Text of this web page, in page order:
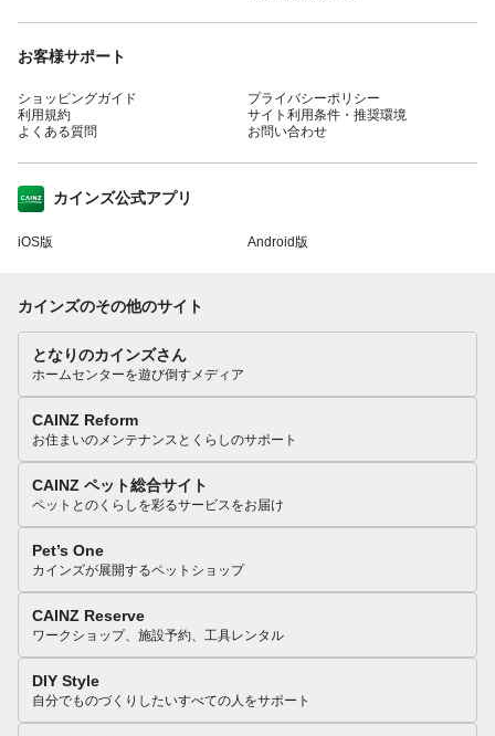
お客様サポート
ショッピングガイド
利用規約
よくある質問
プライバシーポリシー
サイト利用条件・推奨環境
お問い合わせ
カインズ公式アプリ
iOS版 Android版
カインズのその他のサイト
となりのカインズさん
ホームセンターを遊び倒すメディア
CAINZ Reform
お住まいのメンテナンスとくらしのサポート
CAINZ ペット総合サイト
ペットとのくらしを彩るサービスをお届け
Pet’s One
カインズが展開するペットショップ
CAINZ Reserve
ワークショップ、施設予約、工具レンタル
DIY Style
自分でものづくりしたいすべての人をサポート